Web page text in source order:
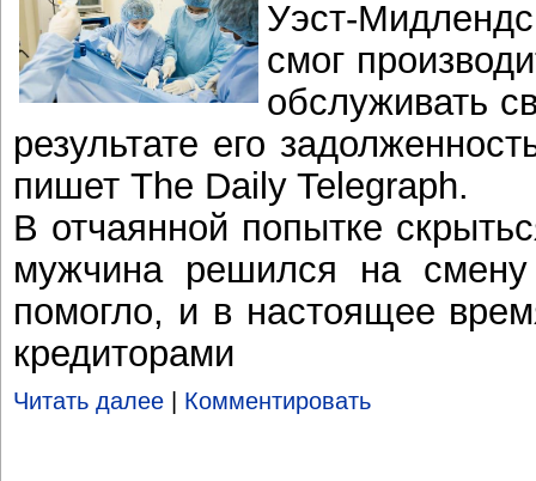
Уэст-
смог
обслуживать
результате его
пишет The Daily Telegraph.
В отчаянной попытке
мужчина решился на
помогло, и в настоящее
кредиторами
Читать далее Комментировать